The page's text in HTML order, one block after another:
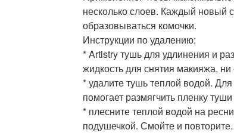
несколько слоев. Каждый новый
образовываться комочки.
Инструкции по удалению:
* Artistry тушь для удлинения и
жидкость для снятия макияжа,
* удалите тушь теплой водой.
помогает размягчить пленку
* плесните теплой водой на
подушечкой. Смойте и повторите.